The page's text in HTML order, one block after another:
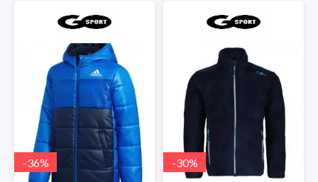
-36% -30%